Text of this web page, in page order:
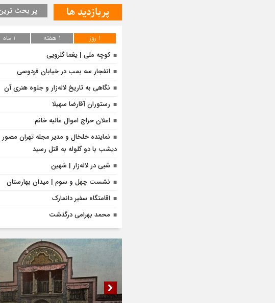
پربازدید ها پر بحث
1 روز 1 هفته
1 ماه
کوچه ملی | یغما گلرویی
انفجار سه بمب در خیابان فردوسی
نگاهی به تاریخ لاله‌زار و جلوه هنری آن
رستوران آقارضا سهیلا
اعلان حراج اموال عالیه خانم
نماینده خلخال و مدیر مجله تهران مصور
دیشب با دو گلوله به قتل رسید
شبی در لاله‌زار | شهین
نشست چهل و سوم | میدان بهارستان
اقامتگاه سفیر دانمارک
محمد بهرامی درگذشت